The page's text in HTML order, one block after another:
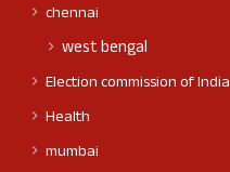
chennai
west bengal
Election commission of India
Health
mumbai